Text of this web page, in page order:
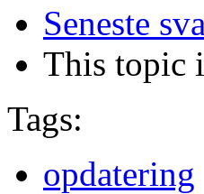
Seneste
This topic
Tags:
opdatering